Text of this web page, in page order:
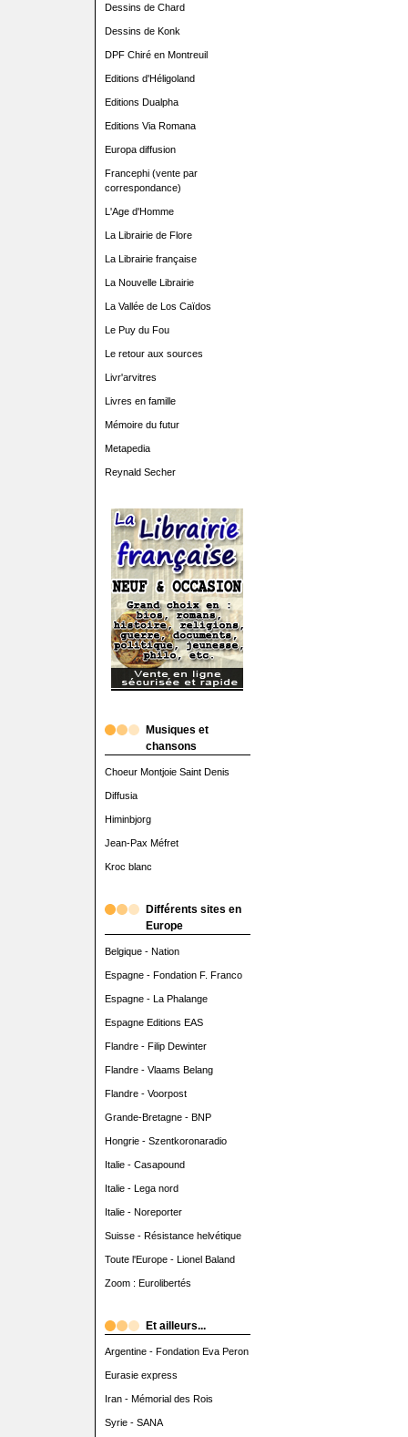
Dessins de Chard
Dessins de Konk
DPF Chiré en Montreuil
Editions d'Héligoland
Editions Dualpha
Editions Via Romana
Europa diffusion
Francephi (vente par
correspondance)
L'Age d'Homme
La Librairie de Flore
La Librairie française
La Nouvelle Librairie
La Vallée de Los Caïdos
Le Puy du Fou
Le retour aux sources
Livr'arvitres
Livres en famille
Mémoire du futur
Metapedia
Reynald Secher
Musiques et
chansons
Choeur Montjoie Saint Denis
Diffusia
Himinbjorg
Jean-Pax Méfret
Kroc blanc
Différents sites en
Europe
Belgique - Nation
Espagne - Fondation F. Franco
Espagne - La Phalange
Espagne Editions EAS
Flandre - Filip Dewinter
Flandre - Vlaams Belang
Flandre - Voorpost
Grande-Bretagne - BNP
Hongrie - Szentkoronaradio
Italie - Casapound
Italie - Lega nord
Italie - Noreporter
Suisse - Résistance helvétique
Toute l'Europe - Lionel Baland
Zoom : Eurolibertés
Et ailleurs...
Argentine - Fondation Eva Peron
Eurasie express
Iran - Mémorial des Rois
Syrie - SANA